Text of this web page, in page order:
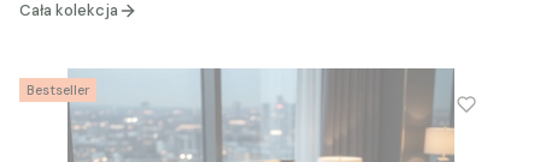
Cała kolekcja
Bestseller